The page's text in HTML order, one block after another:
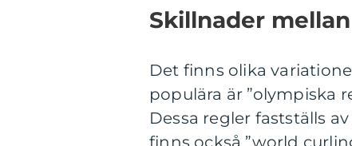
Skillnader
Det finns olika
populära är ”olympiska
Dessa regler fastställs